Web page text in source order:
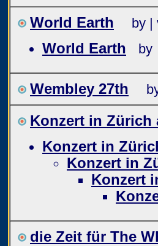
World Earth
by |
World Earth
by
Wembley 27th
Konzert in Zürich
Konzert in
Konzert in
Konzert
die Zeit für The